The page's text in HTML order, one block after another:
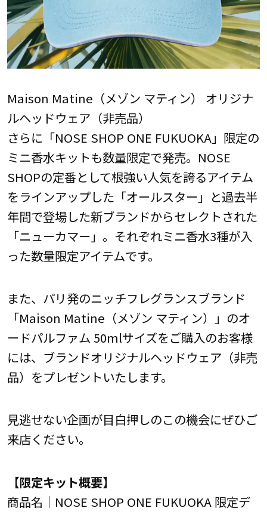
Maison Matine（メゾン マティン） オリジナ
ルヘッドウェア（非売品）
さらに「NOSE SHOP ONE FUKUOKA」限定の
ミニ香水キットも数量限定で発売。NOSE
SHOPの定番として根強い人気を誇るアイテム
をラインアップした「オールスター」と過去半
年間で登場した新ブランドからセレクトされた
「ニューカマー」。それぞれミニ香水3種が入
った数量限定アイテムです。
また、パリ発のニッチフレグランスブランド
「Maison Matine（メゾン マティン）」のオ
ードパルファム 50mlサイズをご購入のお客様
には、ブランドオリジナルヘッドウェア（非売
品）をプレゼントいたします。
見逃せない企画が目白押しのこの機会にぜひご
来店ください。
【限定キット概要】
商品名｜NOSE SHOP ONE FUKUOKA 限定デ